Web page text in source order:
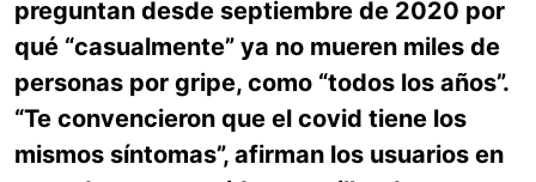
preguntan desde septiembre de 2020 por
qué “casualmente” ya no mueren miles de
personas por gripe, como “todos los años”.
“Te convencieron que el covid tiene los
mismos síntomas”, afirman los usuarios en